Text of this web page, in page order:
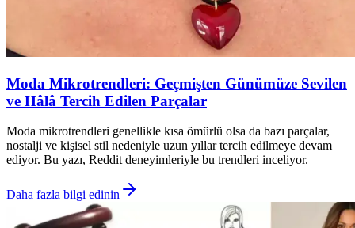
Moda Mikrotrendleri: Geçmişten Günümüze Sevilen
ve Hâlâ Tercih Edilen Parçalar
Moda mikrotrendleri genellikle kısa ömürlü olsa da bazı parçalar,
nostalji ve kişisel stil nedeniyle uzun yıllar tercih edilmeye devam
ediyor. Bu yazı, Reddit deneyimleriyle bu trendleri inceliyor.
Daha fazla bilgi edinin